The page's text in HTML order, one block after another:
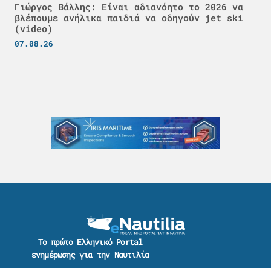
Γιώργος Βάλλης: Είναι αδιανόητο το 2026 να
βλέπουμε ανήλικα παιδιά να οδηγούν jet ski
(video)
07.08.26
Το πρώτο Ελληνικό Portal
ενημέρωσης για την Ναυτιλία